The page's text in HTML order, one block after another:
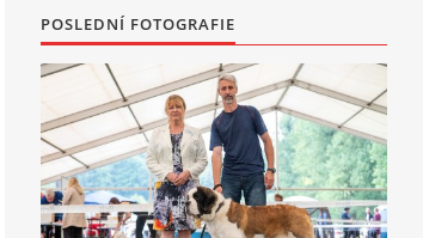
POSLEDNÍ FOTOGRAFIE